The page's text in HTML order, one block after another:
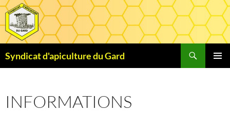
Aller
au
contenu
Syndicat d'apiculture du Gard
INFORMATIONS